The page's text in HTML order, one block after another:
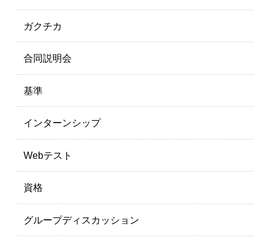
ガクチカ
合同説明会
基準
インターンシップ
Webテスト
資格
グループディスカッション